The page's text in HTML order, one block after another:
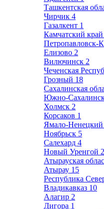
Ташкентская
Чирчик 4
Газалкент 1
Камчатский край
Петропавловск-
Елизово 2
Вилючинск 2
Чеченская
Грозный 18
Сахалинская
Южно-
Холмск 2
Корсаков 1
Ямало-
Ноябрьск 5
Салехард 4
Новый Уренгой 2
Атырауская
Атырау 15
Республика
Владикавказ 10
Алагир 2
Дигора 1